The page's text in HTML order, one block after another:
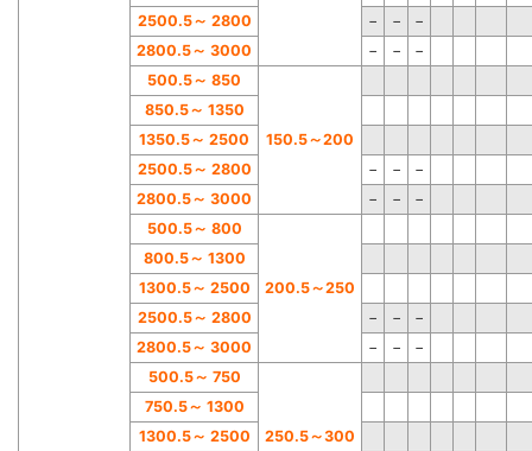
2500.5～ 2800 − −
−
2800.5～ 3000 − −
−
500.5～ 850
150.5～200
850.5～ 1350
1350.5～ 2500
2500.5～ 2800 − −
−
2800.5～ 3000 − −
−
500.5～ 800
200.5～250
800.5～ 1300
1300.5～ 2500
2500.5～ 2800 − −
−
2800.5～ 3000 − −
−
500.5～ 750
250.5～300
750.5～ 1300
1300.5～ 2500